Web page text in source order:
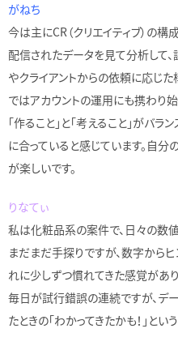
がねち
今は主にCR（クリエイティブ）の構
配信されたデータを見て分析して
やクライアントからの依頼に応じ
ではアカウントの運用にも携わり始
「作ること」と「考えること」がバ
に合っていると感じています。自
が楽しいです。
りなてぃ
私は化粧品系の案件で、日々の数
まだまだ手探りですが、数字から
れに少しずつ慣れてきた感覚があり
毎日が試行錯誤の連続ですが、デ
たときの「わかってきたかも！」とい